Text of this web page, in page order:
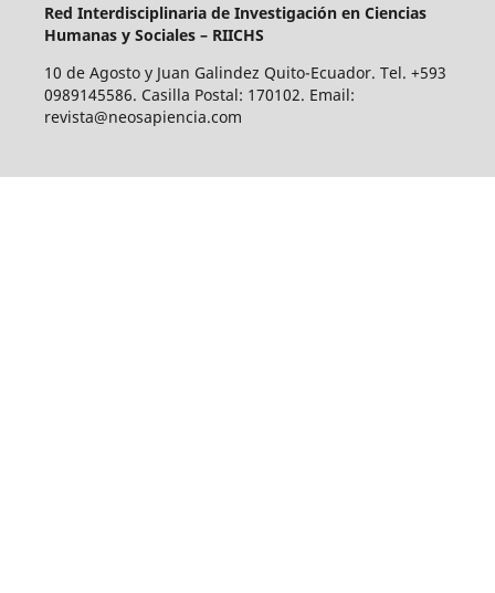
Red Interdisciplinaria de Investigación en Ciencias
Humanas y Sociales – RIICHS
10 de Agosto y Juan Galindez Quito-Ecuador. Tel. +593
0989145586. Casilla Postal: 170102. Email:
revista@neosapiencia.com